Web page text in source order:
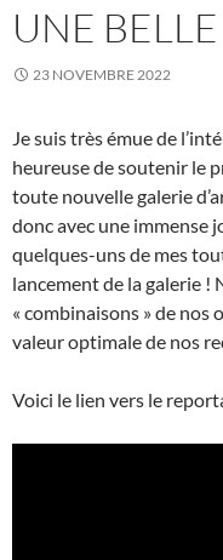
UNE
23 NOVEMBRE 2022
Je suis très émue de
heureuse de soutenir le
toute nouvelle galerie
donc avec une immense
quelques-uns de mes
lancement de la galerie !
« combinaisons » de nos
valeur optimale de nos
Voici le lien vers le